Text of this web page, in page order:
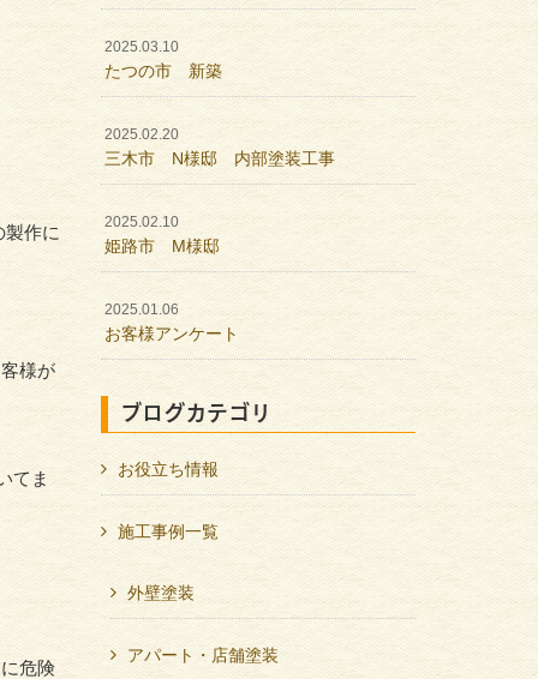
作に
様が
てま
危険
2025.03.10
たつの市 新築
2025.02.20
三木市 N様邸 内部塗装工事
2025.02.10
姫路市 M様邸
2025.01.06
お客様アンケート
ブログカテゴリ
お役立ち情報
施工事例一覧
外壁塗装
アパート・店舗塗装